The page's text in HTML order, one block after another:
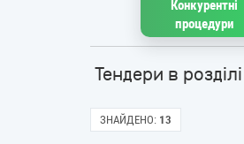
Конкурентні
процедури
Тендери в
ЗНАЙДЕНО: 13